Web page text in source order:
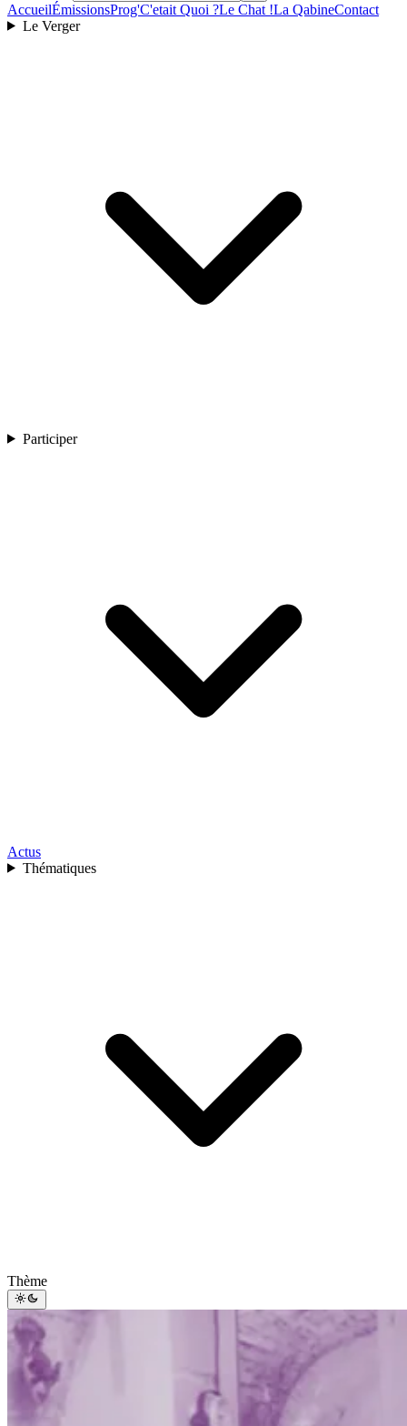
AccueilÉmissionsProg'C'etait Quoi ?Le Chat !La QabineContact
Le Verger
Participer
Actus
Thématiques
Thème